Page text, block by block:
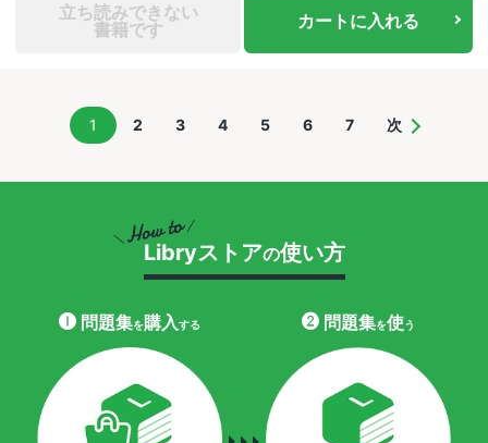
立ち読みできない
書籍です
カートに入れる
1 2 3 4 5 6 7 次
Libryストアの使い方
問題集を購入する 問題集を使う